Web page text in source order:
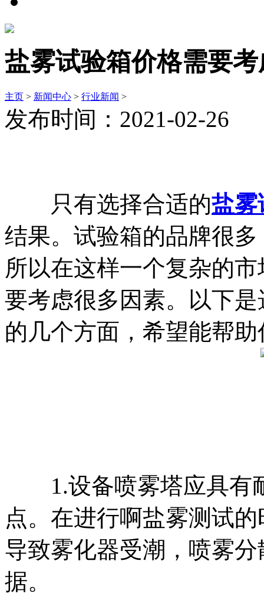
盐雾试验箱价格需要
主页 > 新闻中心 > 行业新闻 >
发布时间：2021-02-26
只有选择合适的盐雾
结果。试验箱的品牌很
所以在这样一个复杂的
要考虑很多因素。以下
的几个方面，希望能帮
1.设备喷雾塔应具有
点。在进行啊盐雾测试
导致雾化器受潮，喷雾
据。